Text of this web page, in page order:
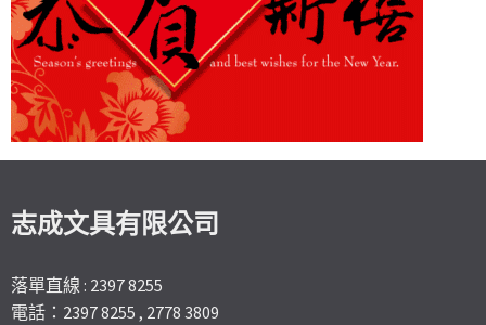
志成文具有限公司
落單直線 : 2397 8255
電話：2397 8255 , 2778 3809